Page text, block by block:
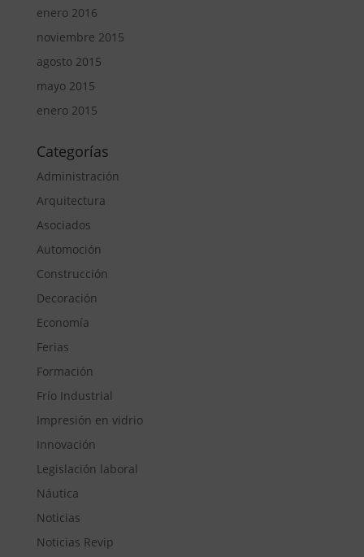
enero 2016
noviembre 2015
agosto 2015
mayo 2015
enero 2015
Categorías
Administración
Arquitectura
Asociados
Automoción
Construcción
Decoración
Economía
Ferias
Formación
Frío Industrial
Impresión en vidrio
Innovación
Legislación laboral
Náutica
Noticias
Noticias Revip